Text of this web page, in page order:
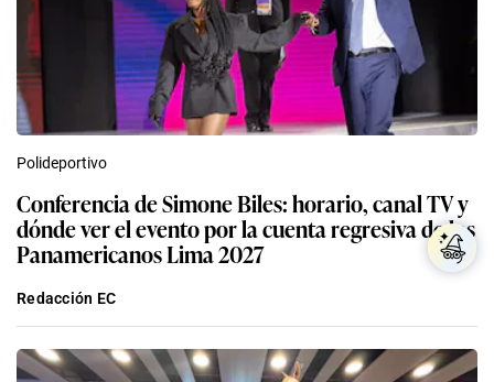
Polideportivo
Conferencia de Simone Biles: horario, canal TV y
dónde ver el evento por la cuenta regresiva de los
Panamericanos Lima 2027
Redacción EC